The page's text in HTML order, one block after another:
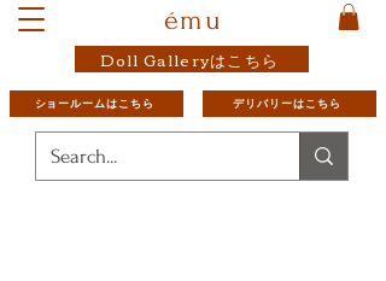
ému
Doll Galleryはこちら
ショールームはこちら デリバリーはこちら